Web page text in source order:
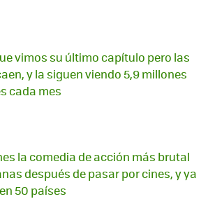
vimos su último capítulo pero las
y la siguen viendo 5,9 millones
cada mes
la comedia de acción más brutal
después de pasar por cines, y ya
50 países